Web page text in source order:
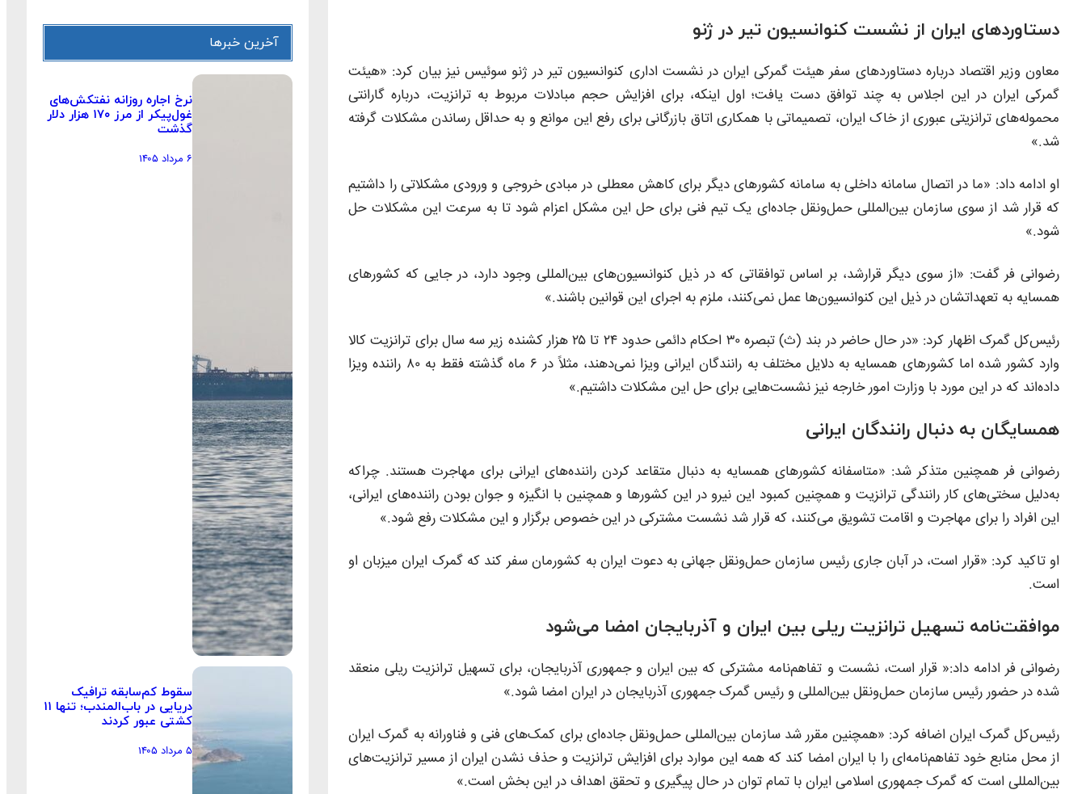
دستاوردهای ایران از نشست کنوانسیون تیر در ژنو
معاون وزیر اقتصاد درباره دستاوردهای سفر هیئت گمرکی ایران در نشست اداری کنوانسیون تیر در ژنو سوئیس نیز بیان کرد: «هیئت
گمرکی ایران در این اجلاس به چند توافق دست یافت؛ اول اینکه، برای افزایش حجم مبادلات مربوط به ترانزیت، درباره گارانتی
محموله‌های ترانزیتی عبوری از خاک ایران، تصمیماتی با همکاری اتاق بازرگانی برای رفع این موانع و به حداقل رساندن مشکلات گرفته
شد.»
او ادامه داد: «ما در اتصال سامانه داخلی به سامانه کشورهای دیگر برای کاهش معطلی در مبادی خروجی و ورودی مشکلاتی را داشتیم
که قرار شد از سوی سازمان بین‌المللی حمل‌ونقل جاده‌ای یک تیم فنی برای حل این مشکل اعزام شود تا به سرعت این مشکلات حل
شود.»
رضوانی فر گفت: «از سوی دیگر قرارشد، بر اساس توافقاتی که در ذیل کنوانسیون‌های بین‌المللی وجود دارد، در جایی که کشورهای
همسایه به تعهداتشان در ذیل این کنوانسیون‌ها عمل نمی‌کنند، ملزم به اجرای این قوانین باشند.»
رئیس‌کل گمرک اظهار کرد: «در حال حاضر در بند (ث) تبصره ۳۰ احکام دائمی حدود ۲۴ تا ۲۵ هزار کشنده زیر سه سال برای ترانزیت کالا
وارد کشور شده اما کشورهای همسایه به دلایل مختلف به رانندگان ایرانی ویزا نمی‌دهند، مثلاً در ۶ ماه گذشته فقط به ۸۰ راننده ویزا
داده‌اند که در این مورد با وزارت امور خارجه نیز نشست‌هایی برای حل این مشکلات داشتیم.»
همسایگان به دنبال رانندگان ایرانی
رضوانی فر همچنین متذکر شد: «متاسفانه کشورهای همسایه به دنبال متقاعد کردن راننده‌های ایرانی برای مهاجرت هستند. چراکه
به‌دلیل سختی‌های کار رانندگی ترانزیت و همچنین کمبود این نیرو در این کشورها و همچنین با انگیزه و جوان بودن راننده‌های ایرانی،
این افراد را برای مهاجرت و اقامت تشویق می‌کنند، که قرار شد نشست مشترکی در این خصوص برگزار و این مشکلات رفع شود.»
او تاکید کرد: «قرار است، در آبان جاری رئیس سازمان حمل‌ونقل جهانی به دعوت ایران به کشورمان سفر کند که گمرک ایران میزبان او
است.
موافقت‌نامه تسهیل ترانزیت ریلی بین ایران و آذربایجان امضا می‌شود
رضوانی فر ادامه داد:« قرار است، نشست و تفاهم‌نامه مشترکی که بین ایران و جمهوری آذربایجان، برای تسهیل ترانزیت ریلی منعقد
شده در حضور رئیس سازمان حمل‌ونقل بین‌المللی و رئیس گمرک جمهوری آذربایجان در ایران امضا شود.»
رئیس‌کل گمرک ایران اضافه کرد: «همچنین مقرر شد سازمان بین‌المللی حمل‌ونقل جاده‌ای برای کمک‌های فنی و فناورانه به گمرک ایران
از محل منابع خود تفاهم‌نامه‌ای را با ایران امضا کند که همه این موارد برای افزایش ترانزیت و حذف نشدن ایران از مسیر ترانزیت‌های
بین‌المللی است که گمرک جمهوری اسلامی ایران با تمام توان در حال پیگیری و تحقق اهداف در این بخش است.»
آخرین خبرها
نرخ اجاره روزانه نفتکش‌های
غول‌پیکر از مرز ۱۷۰ هزار دلار
گذشت
۶ مرداد ۱۴۰۵
سقوط کم‌سابقه ترافیک
دریایی در باب‌المندب؛ تنها ۱۱
کشتی عبور کردند
۵ مرداد ۱۴۰۵